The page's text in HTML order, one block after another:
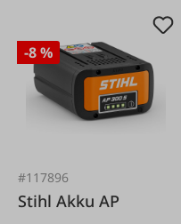
-8 %
#117896
Stihl Akku AP